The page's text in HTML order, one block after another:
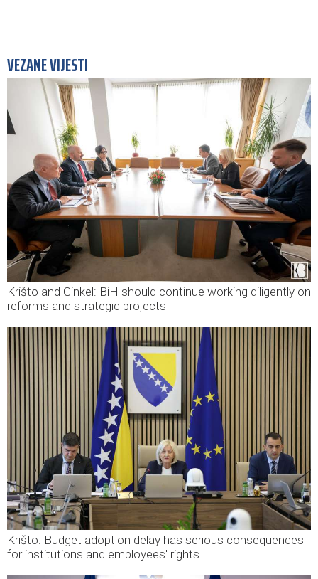
VEZANE VIJESTI
Krišto and Ginkel: BiH should continue working diligently on
reforms and strategic projects
Krišto: Budget adoption delay has serious consequences
for institutions and employees' rights